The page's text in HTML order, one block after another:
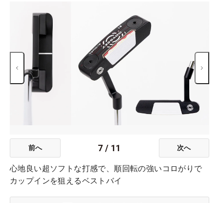
前へ 7 / 11 次へ
心地良い超ソフトな打感で、順回転の強いコロがりで
カップインを狙えるベストバイ